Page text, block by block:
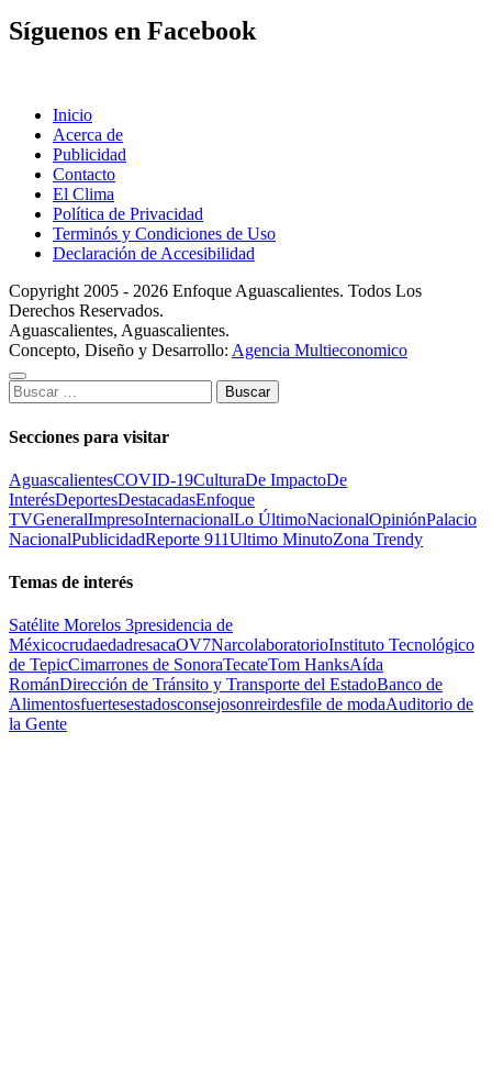
Síguenos en Facebook
Inicio
Acerca de
Publicidad
Contacto
El Clima
Política de Privacidad
Terminós y Condiciones de Uso
Declaración de Accesibilidad
Copyright 2005 - 2026 Enfoque Aguascalientes. Todos Los
Derechos Reservados.
Aguascalientes, Aguascalientes.
Concepto, Diseño y Desarrollo: Agencia Multieconomico
Buscar:
Secciones para visitar
AguascalientesCOVID-19CulturaDe ImpactoDe
InterésDeportesDestacadasEnfoque
TVGeneralImpresoInternacionalLo ÚltimoNacionalOpiniónPalacio
NacionalPublicidadReporte 911Ultimo MinutoZona Trendy
Temas de interés
Satélite Morelos 3presidencia de
MéxicocrudaedadresacaOV7NarcolaboratorioInstituto Tecnológico
de TepicCimarrones de SonoraTecateTom HanksAída
RománDirección de Tránsito y Transporte del EstadoBanco de
Alimentosfuertesestadosconsejosonreirdesfile de modaAuditorio de
la Gente